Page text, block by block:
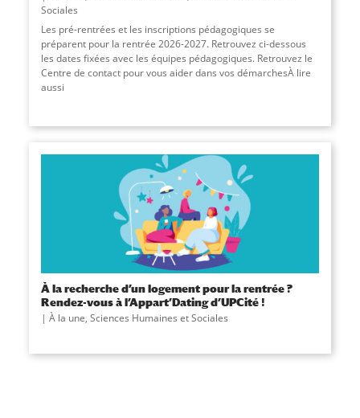
Sociales
Les pré-rentrées et les inscriptions pédagogiques se
préparent pour la rentrée 2026-2027. Retrouvez ci-dessous
les dates fixées avec les équipes pédagogiques. Retrouvez le
Centre de contact pour vous aider dans vos démarchesÀ lire
aussi
À la recherche d’un logement pour la rentrée ?
Rendez-vous à l’Appart’Dating d’UPCité !
À la une, Sciences Humaines et Sociales